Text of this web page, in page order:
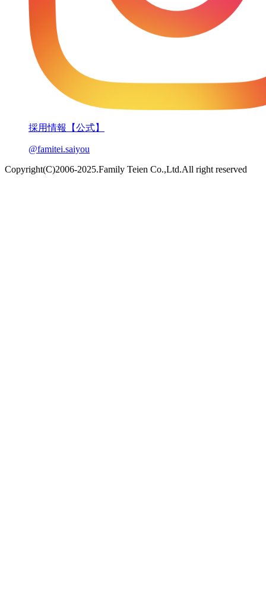
採用情報【公式】
@famitei.saiyou
Copyright(C)2006-2025.Family Teien Co.,Ltd.All right reserved